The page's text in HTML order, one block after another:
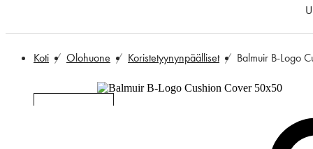
Koti Olohuone Koristetyynynpäälliset Balmuir B-Logo